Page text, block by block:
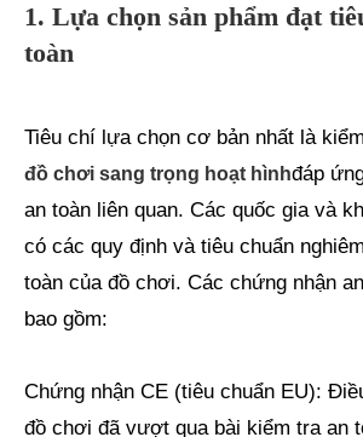
1. Lựa chọn sản phẩm đạt
toàn
Tiêu chí lựa chọn cơ bản nhất là
đồ chơi sang trọng hoạt hìnhđáp
an toàn liên quan. Các quốc gia và
có các quy định và tiêu chuẩn
toàn của đồ chơi. Các chứng nhận
bao gồm:
Chứng nhận CE (tiêu chuẩn EU):
đồ chơi đã vượt qua bài kiểm tra an